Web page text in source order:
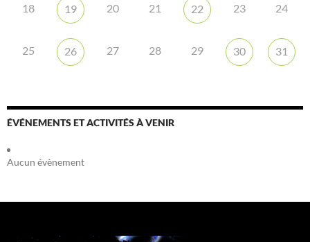
18 19 20 21 22 23 24
25 26 27 28 29 30 31
ÉVÉNEMENTS ET ACTIVITÉS À VENIR
Aucun évènement